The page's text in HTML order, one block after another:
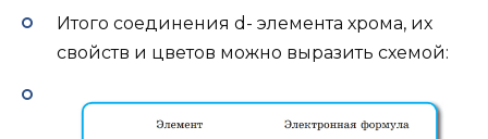
Итого соединения d- элемента хрома, их
свойств и цветов можно выразить схемой: